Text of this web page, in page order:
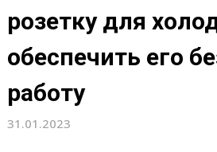
розетку для
обеспечить его
работу
31.01.2023